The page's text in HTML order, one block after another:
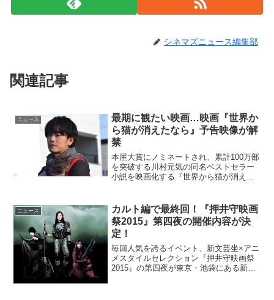
シネマズニュース編集部
関連記事
ニュース
最期に観たい映画…映画『世界か
ら猫が消えたなら』予告映像が解
禁
本屋大賞にノミネートされ、累計100万部
を突破する川村元気の同名ベストセラー
小説を映画化する『世界から猫が消えた
映画『世界から猫が消えたなら』は、こ
の世界から大切なも...
ニュース
カルト編で最終回！『押井守映画
祭2015』第四夜の開催内容が決
定！
毎回人気を誇るイベント、新文芸坐×アニ
メスタイルセレクション『押井守映画祭
2015』の第四夜が東京・池袋にある新文